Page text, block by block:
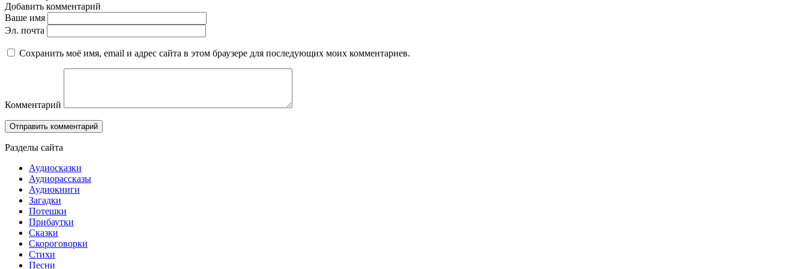
Добавить комментарий
Ваше имя
Эл. почта
Сохранить моё имя, email и адрес сайта в этом браузере для последующих моих комментариев.
Комментарий
Разделы сайта
Аудиосказки
Аудиорассказы
Аудиокниги
Загадки
Потешки
Прибаутки
Сказки
Скороговорки
Стихи
Песни